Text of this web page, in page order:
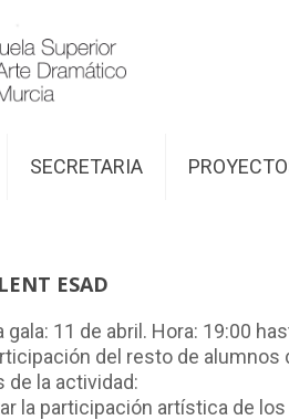
SECRETARIA
ESAD
gala: 11 de abril. Hora: 19:00
del resto de alumnos
de la actividad:
la participación artística de